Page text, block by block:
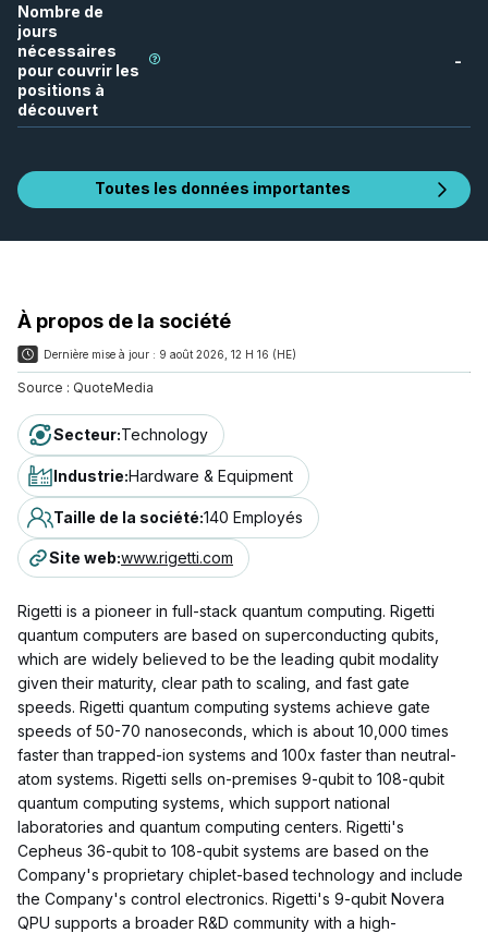
Nombre de
jours
nécessaires
pour couvrir les
positions à
découvert
-
Toutes les données importantes
À propos de la société
Dernière mise à jour : 9 août 2026, 12 H 16 (HE)
Source : QuoteMedia
Secteur:Technology
Industrie:Hardware & Equipment
Taille de la société:140 Employés
Site web:www.rigetti.com
Rigetti is a pioneer in full-stack quantum computing. Rigetti
quantum computers are based on superconducting qubits,
which are widely believed to be the leading qubit modality
given their maturity, clear path to scaling, and fast gate
speeds. Rigetti quantum computing systems achieve gate
speeds of 50-70 nanoseconds, which is about 10,000 times
faster than trapped-ion systems and 100x faster than neutral-
atom systems. Rigetti sells on-premises 9-qubit to 108-qubit
quantum computing systems, which support national
laboratories and quantum computing centers. Rigetti's
Cepheus 36-qubit to 108-qubit systems are based on the
Company's proprietary chiplet-based technology and include
the Company's control electronics. Rigetti's 9-qubit Novera
QPU supports a broader R&D community with a high-